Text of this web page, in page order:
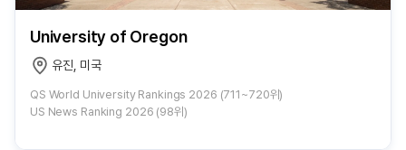
University of Oregon
유진, 미국
QS World University Rankings 2026 (711~720위)
US News Ranking 2026 (98위)